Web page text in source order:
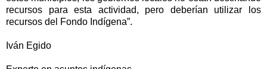
recursos para esta actividad, pero deberían utilizar los
recursos del Fondo Indígena”.
Iván Egido